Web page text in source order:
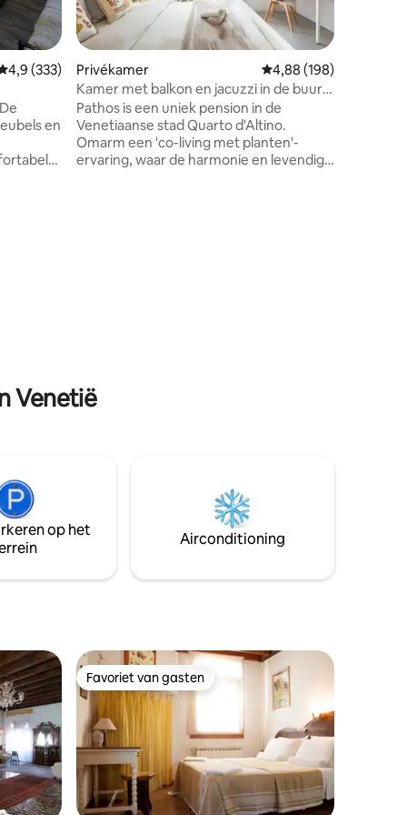
beoordeling van 4,9 op 5, 333 recensies
4,9 (333)
en
Privékamer Gemiddelde
4,88 (198)
Kamer met balkon en jacuzzi in de buurt
van Venetië
Pathos is een uniek pension in de
Venetiaanse stad Quarto d'Altino.
Omarm een 'co-living met planten'-
ervaring, waar de harmonie en levendige
Venetië
op het
Airconditioning
Favoriet van gasten
Favoriet van gasten